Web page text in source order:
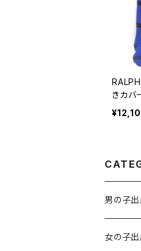
きカバ
男の子
男の子出
女の子